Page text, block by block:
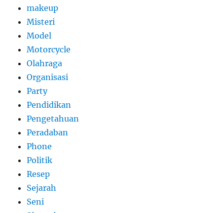
makeup
Misteri
Model
Motorcycle
Olahraga
Organisasi
Party
Pendidikan
Pengetahuan
Peradaban
Phone
Politik
Resep
Sejarah
Seni